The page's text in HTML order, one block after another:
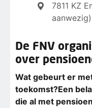
7811 KZ
aanwezig)
De FNV
over
Wat gebeurt er
toekomst?Een
die al met